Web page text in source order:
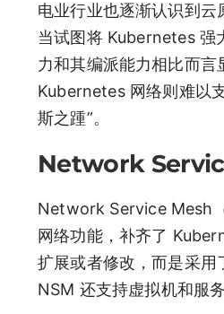
电业行业也逐渐认识到
当试图将 Kubernetes 强
力和其编派能力相比而
Kubernetes 网络则难以
斯之踵”。
Network
Network Service Mesh
网络功能，补齐了
扩展或者修改，而是采用
NSM 还支持虚拟机和服